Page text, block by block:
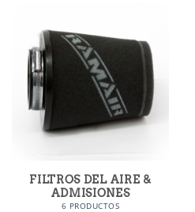
FILTROS DEL AIRE &
ADMISIONES
6 PRODUCTOS